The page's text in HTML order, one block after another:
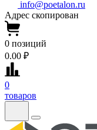
info@poetalon.ru
Адрес скопирован
0 позиций
0.00 ₽
0
товаров